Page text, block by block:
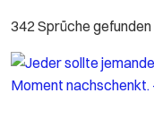
342 Sprüche gefunden